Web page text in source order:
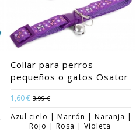
Collar para perros
pequeños o gatos Osator
1,60 € 3,99 €
Azul cielo | Marrón | Naranja |
Rojo | Rosa | Violeta